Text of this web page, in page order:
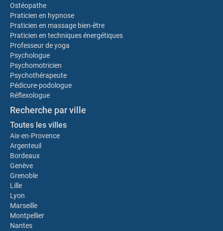
Ostéopathe
Praticien en hypnose
Praticien en massage bien-être
Praticien en techniques énergétiques
Professeur de yoga
Psychologue
Psychomotricien
Psychothérapeute
Pédicure-podologue
Réflexologue
Recherche par ville
Toutes les villes
Aix-en-Provence
Argenteuil
Bordeaux
Genève
Grenoble
Lille
Lyon
Marseille
Montpellier
Nantes